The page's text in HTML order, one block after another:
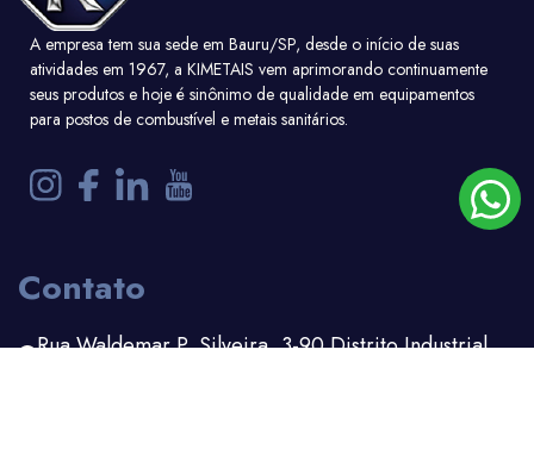
A empresa tem sua sede em Bauru/SP, desde o início de suas
atividades em 1967, a KIMETAIS vem aprimorando continuamente
seus produtos e hoje é sinônimo de qualidade em equipamentos
para postos de combustível e metais sanitários.
Contato
Rua Waldemar P. Silveira, 3-90 Distrito Industrial